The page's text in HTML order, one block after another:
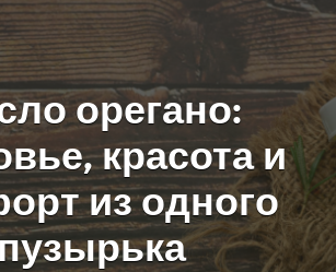
орегано:
красота и
из одного